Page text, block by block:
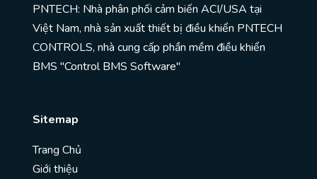
PNTECH: Nhà phân phối cảm biến ACI/USA tại
Việt Nam, nhà sản xuất thiết bị điều khiển PNTECH
CONTROLS, nhà cung cấp phần mềm điều khiển
BMS "Control BMS Software"
Sitemap
Trang Chủ
Giới thiệu